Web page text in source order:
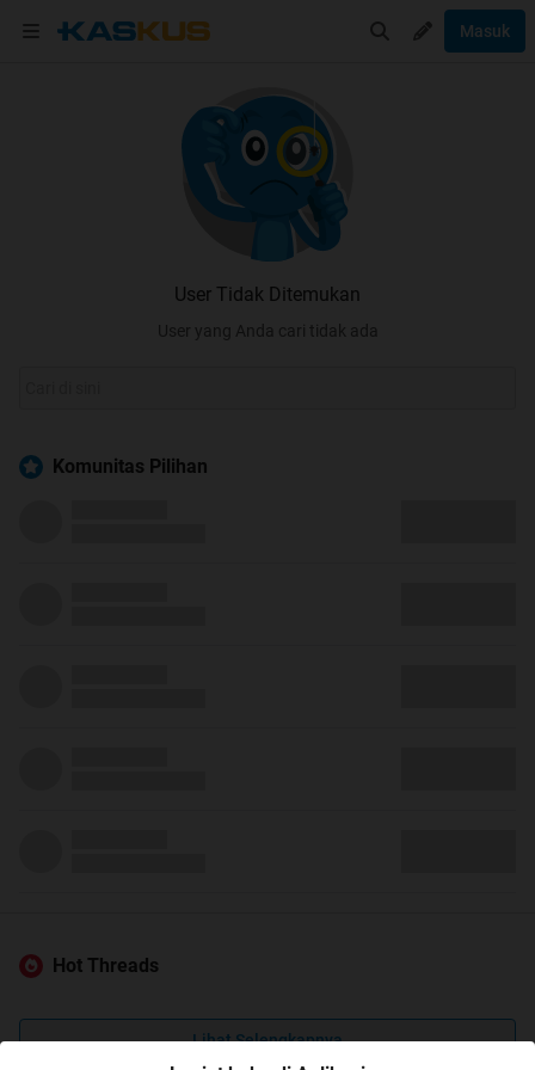
Masuk
User Tidak Ditemukan
User yang Anda cari tidak ada
Komunitas Pilihan
Hot Threads
Lihat Selengkapnya